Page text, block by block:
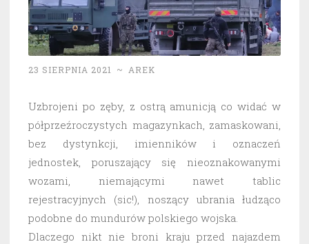
23 SIERPNIA 2021 ~ AREK
Uzbrojeni po zęby, z ostrą amunicją co widać w
półprzeźroczystych magazynkach, zamaskowani,
bez dystynkcji, imienników i oznaczeń
jednostek, poruszający się nieoznakowanymi
wozami, niemającymi nawet tablic
rejestracyjnych (sic!), noszący ubrania łudząco
podobne do mundurów polskiego wojska.
Dlaczego nikt nie broni kraju przed najazdem